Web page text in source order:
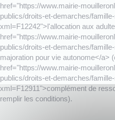
href="https://www.mairie-
publics/droits-et-demarches/
xml=F12242">l'allocation aux
href="https://www.mairie-
publics/droits-et-demarches/
majoration pour vie autonome</a>
href="https://www.mairie-
publics/droits-et-demarches/
xml=F12911">complément de
remplir les conditions).